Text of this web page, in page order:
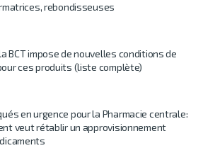
rebondisseuses
BCT impose de nouvelles conditions de
ces produits (liste complète)
en urgence pour la Pharmacie centrale:
veut rétablir un approvisionnement